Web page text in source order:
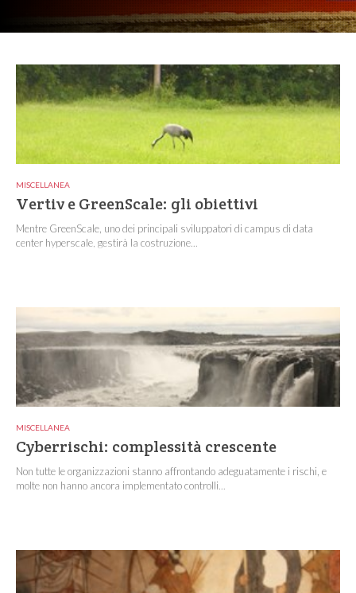
MISCELLANEA
Vertiv e GreenScale: gli obiettivi
Mentre GreenScale, uno dei principali sviluppatori di campus di data
center hyperscale, gestirà la costruzione...
MISCELLANEA
Cyberrischi: complessità crescente
Non tutte le organizzazioni stanno affrontando adeguatamente i rischi, e
molte non hanno ancora implementato controlli...